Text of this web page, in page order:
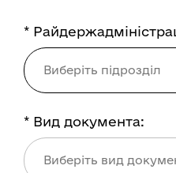
*
* Райдержадміністрація:
Виберіть підрозділ
* Вид документа:
* Вид документа:
Виберіть вид